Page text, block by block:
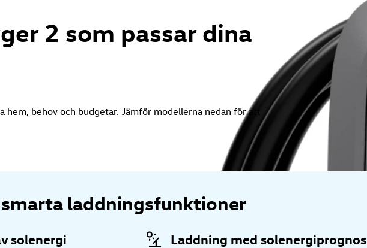
2 som passar dina
behov och budgetar. Jämför modellerna nedan för att
laddningsfunktioner
solenergi
Laddning med solenergiprognos